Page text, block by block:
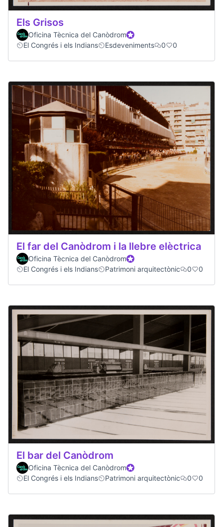
Els Grisos
Oficina Tècnica del CanòdromOfficial participant
El Congrés i els Indians
Esdeveniments 0 0
El far del Canòdrom i la llebre elèctrica
Oficina Tècnica del CanòdromOfficial participant
El Congrés i els Indians
Patrimoni arquitectònic 0 0
El bar del Canòdrom
Oficina Tècnica del CanòdromOfficial participant
El Congrés i els Indians
Patrimoni arquitectònic 0 0